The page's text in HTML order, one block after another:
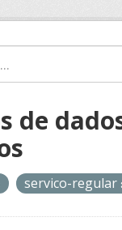
de
servico-regular